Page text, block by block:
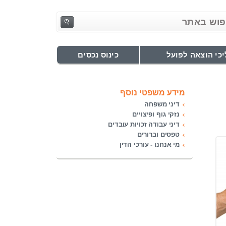
הוצאה לפועל כינוס נכסים
מידע משפטי נוסף
דיני משפחה
נזקי גוף ופיצויים
דיני עבודה זכויות עובדים
טפסים וברורים
מי אנחנו - עורכי הדין